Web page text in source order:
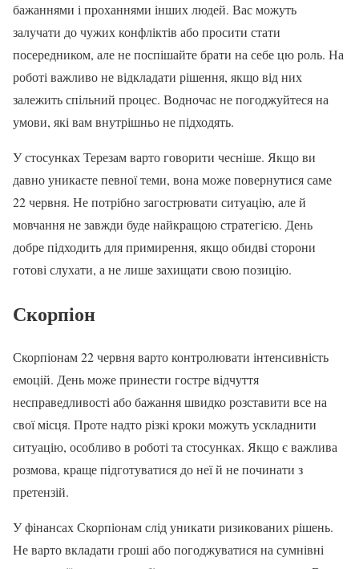
бажаннями і проханнями інших людей. Вас можуть
залучати до чужих конфліктів або просити стати
посередником, але не поспішайте брати на себе цю роль. На
роботі важливо не відкладати рішення, якщо від них
залежить спільний процес. Водночас не погоджуйтеся на
умови, які вам внутрішньо не підходять.
У стосунках Терезам варто говорити чесніше. Якщо ви
давно уникаєте певної теми, вона може повернутися саме
22 червня. Не потрібно загострювати ситуацію, але й
мовчання не завжди буде найкращою стратегією. День
добре підходить для примирення, якщо обидві сторони
готові слухати, а не лише захищати свою позицію.
Скорпіон
Скорпіонам 22 червня варто контролювати інтенсивність
емоцій. День може принести гостре відчуття
несправедливості або бажання швидко розставити все на
свої місця. Проте надто різкі кроки можуть ускладнити
ситуацію, особливо в роботі та стосунках. Якщо є важлива
розмова, краще підготуватися до неї й не починати з
претензій.
У фінансах Скорпіонам слід уникати ризикованих рішень.
Не варто вкладати гроші або погоджуватися на сумнівні